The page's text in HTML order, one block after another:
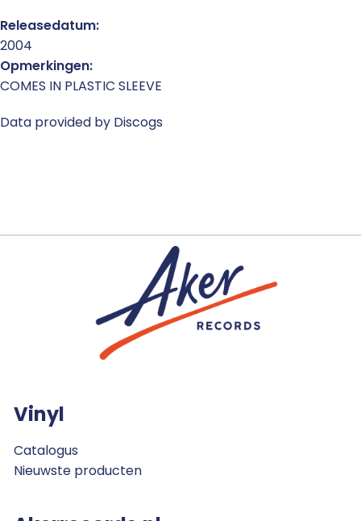
Releasedatum:
2004
Opmerkingen:
COMES IN PLASTIC SLEEVE
Data provided by Discogs
Vinyl
Catalogus
Nieuwste producten